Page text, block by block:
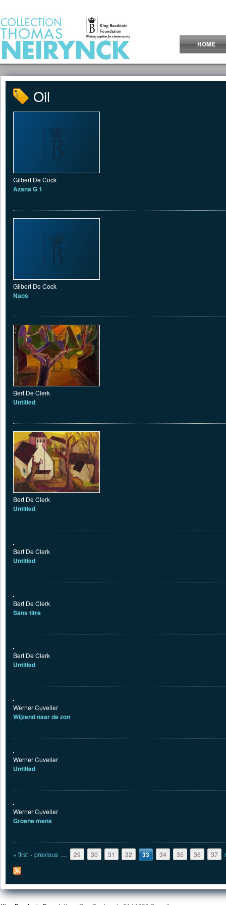
HOME
Oil
Gilbert De Cock
Azana G 1
Gilbert De Cock
Naos
Bert De Clerk
Untitled
Bert De Clerk
Untitled
Bert De Clerk
Untitled
Bert De Clerk
Sans titre
Bert De Clerk
Untitled
Werner Cuvelier
Wijzend naar de zon
Werner Cuvelier
Untitled
Werner Cuvelier
Groene mens
Pages
« first ‹ previous … 29 30 31 32 33 34 35 36 37